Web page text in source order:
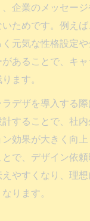
企業のメッセー
ためです。例え
元気な性格設定
あることで、キャ
ます。
デザを導入する
することで、社
効果が大きく向
で、デザイン依
やすくなり、理
ります。